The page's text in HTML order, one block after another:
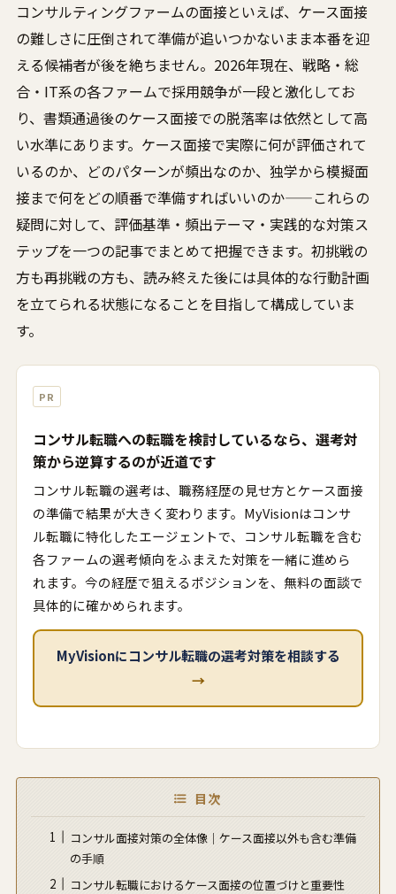
コンサルティングファームの面接といえば、ケース面接
の難しさに圧倒されて準備が追いつかないまま本番を迎
える候補者が後を絶ちません。2026年現在、戦略・総
合・IT系の各ファームで採用競争が一段と激化してお
り、書類通過後のケース面接での脱落率は依然として高
い水準にあります。ケース面接で実際に何が評価されて
いるのか、どのパターンが頻出なのか、独学から模擬面
接まで何をどの順番で準備すればいいのか——これらの
疑問に対して、評価基準・頻出テーマ・実践的な対策ス
テップを一つの記事でまとめて把握できます。初挑戦の
方も再挑戦の方も、読み終えた後には具体的な行動計画
を立てられる状態になることを目指して構成していま
す。
PR
コンサル転職への転職を検討しているなら、選考対
策から逆算するのが近道です
コンサル転職の選考は、職務経歴の見せ方とケース面接
の準備で結果が大きく変わります。MyVisionはコンサ
ル転職に特化したエージェントで、コンサル転職を含む
各ファームの選考傾向をふまえた対策を一緒に進めら
れます。今の経歴で狙えるポジションを、無料の面談で
具体的に確かめられます。
MyVisionにコンサル転職の選考対策を相談する
→
目次
コンサル面接対策の全体像｜ケース面接以外も含む準備
の手順
コンサル転職におけるケース面接の位置づけと重要性